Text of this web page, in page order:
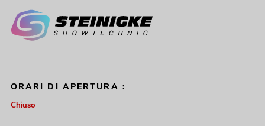
ORARI DI APERTURA :
Chiuso